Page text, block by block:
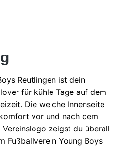
Reutlingen ist dein
für kühle Tage auf dem
Die weiche Innenseite
vor und nach dem
zeigst du überall
Fußballverein Young Boys